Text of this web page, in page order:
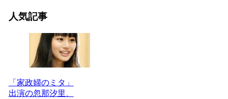
人気記事
「家政婦のミタ」
出演の忽那汐里、